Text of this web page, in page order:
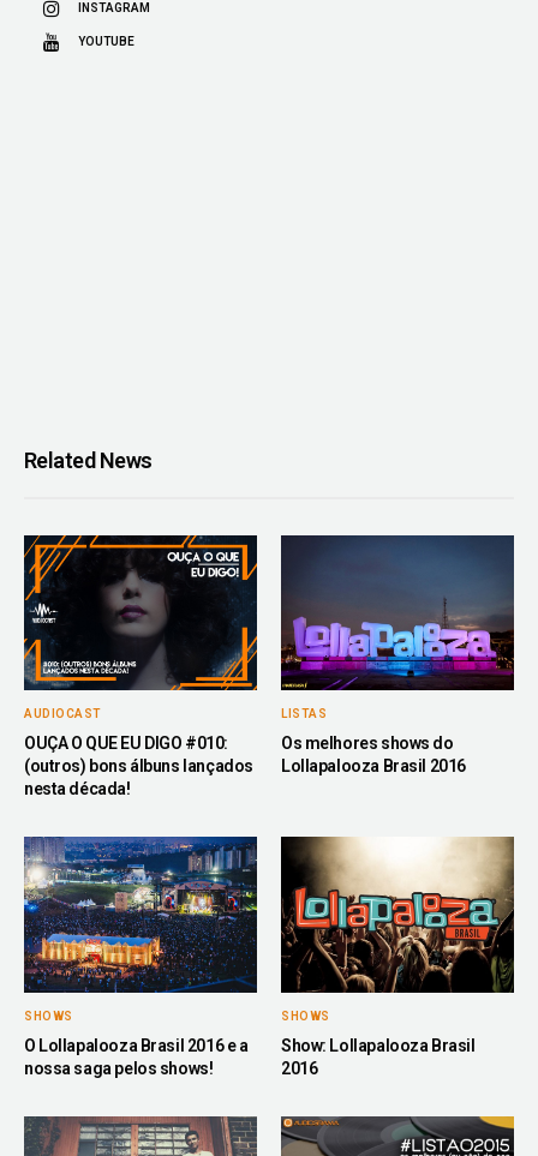
INSTAGRAM
YOUTUBE
Related News
AUDIOCAST
OUÇA O QUE EU DIGO #010:
(outros) bons álbuns lançados
nesta década!
LISTAS
Os melhores shows do
Lollapalooza Brasil 2016
SHOWS
O Lollapalooza Brasil 2016 e a
nossa saga pelos shows!
SHOWS
Show: Lollapalooza Brasil
2016